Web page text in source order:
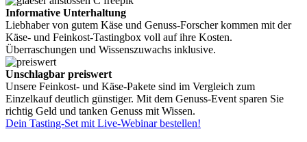
Informative Unterhaltung
Liebhaber von gutem Käse und Genuss-Forscher kommen mit der
Käse- und Feinkost-Tastingbox voll auf ihre Kosten.
Überraschungen und Wissenszuwachs inklusive.
Unschlagbar preiswert
Unsere Feinkost- und Käse-Pakete sind im Vergleich zum
Einzelkauf deutlich günstiger. Mit dem Genuss-Event sparen Sie
richtig Geld und tanken Genuss mit Wissen.
Dein Tasting-Set mit Live-Webinar bestellen!